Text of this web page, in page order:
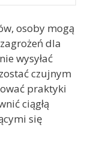
osoby mogą
dla
wysyłać
czujnym
praktyki
ciągłą
się